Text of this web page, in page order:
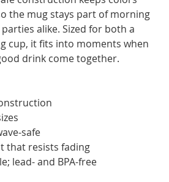
the mug stays part of morning
alike. Sized for both a
cup, it fits into moments when
drink come together.
safe
that resists fading
lead- and BPA-free